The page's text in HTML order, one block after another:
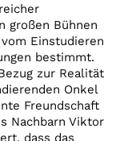
großen Bühnen
Einstudieren
bestimmt.
zur Realität
Onkel
Freundschaft
Nachbarn Viktor
dass das